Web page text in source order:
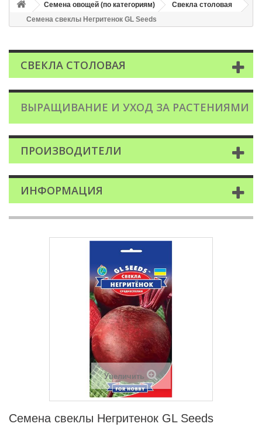
Семена овощей (по категориям)
Свекла столовая
Семена свеклы Негритенок GL Seeds
СВЕКЛА СТОЛОВАЯ
ВЫРАЩИВАНИЕ И УХОД ЗА РАСТЕНИЯМИ
ПРОИЗВОДИТЕЛИ
ИНФОРМАЦИЯ
Увеличить
Семена свеклы Негритенок GL Seeds